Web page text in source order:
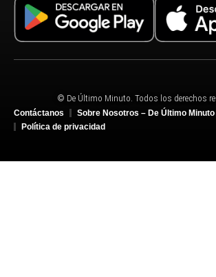
© De Último Minuto. Todos los derechos
Contáctanos
Sobre Nosotros – De Último Minuto
Política de privacidad